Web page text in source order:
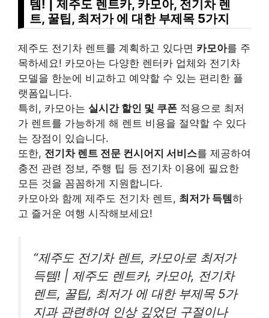
템! | 제주도 렌트카, 카모아, 전기차 렌
트, 꿀팁, 최저가 에 대한 부제목 5가지
제주도 전기차 렌트를 계획하고 있다면 카모아를 주
목하세요! 카모아는 다양한 렌터카 업체와 전기차
모델을 한눈에 비교하고 예약할 수 있는 편리한 플
랫폼입니다.
특히, 카모아는 실시간 할인 및 쿠폰 적용으로 최저
가 렌트를 가능하게 해 렌트 비용을 절약할 수 있다
는 장점이 있습니다.
또한, 전기차 렌트 전문 컨시어지 서비스를 제공하여
충전 관련 정보, 주행 팁 등 전기차 이용에 필요한
모든 것을 꼼꼼하게 지원합니다.
카모아와 함께 제주도 전기차 렌트, 최저가 득템하
고 즐거운 여행 시작해보세요!
“제주도 전기차 렌트, 카모아로 최저가
득템! | 제주도 렌트카, 카모아, 전기차
렌트, 꿀팁, 최저가 에 대한 부제목 5가
지과 관련하여 인상 깊었던 구절이나